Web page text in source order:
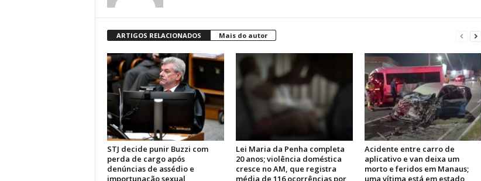
ARTIGOS RELACIONADOS Mais do autor
STJ decide punir Buzzi com
perda de cargo após
denúncias de assédio e
importunação sexual
Lei Maria da Penha completa
20 anos; violência doméstica
cresce no AM, que registra
média de 116 ocorrências por
Acidente entre carro de
aplicativo e van deixa um
morto e feridos em Manaus;
uma vítima está em estado